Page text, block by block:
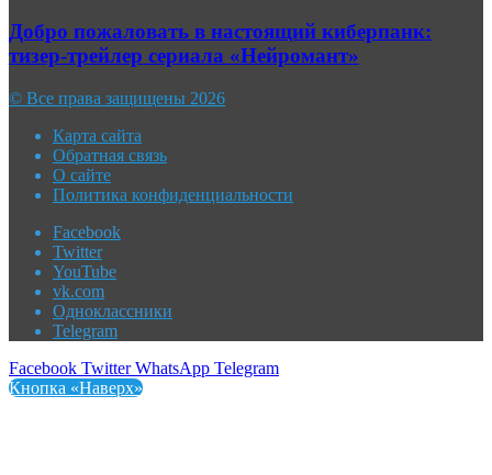
Добро пожаловать в настоящий киберпанк:
тизер-трейлер сериала «Нейромант»
© Все права защищены 2026
Карта сайта
Обратная связь
О сайте
Политика конфиденциальности
Facebook
Twitter
YouTube
vk.com
Одноклассники
Telegram
Facebook Twitter WhatsApp Telegram
Кнопка «Наверх»